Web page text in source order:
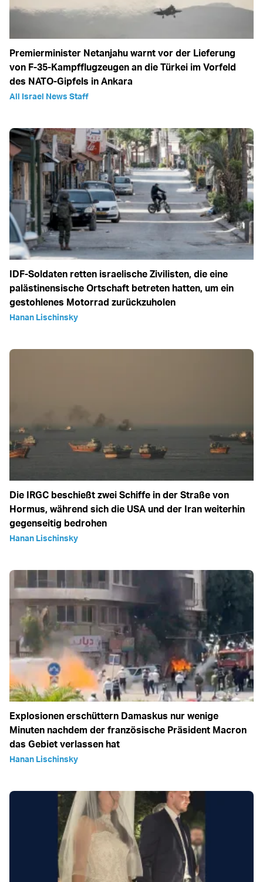
Premierminister Netanjahu warnt vor der Lieferung
von F-35-Kampfflugzeugen an die Türkei im Vorfeld
des NATO-Gipfels in Ankara
All Israel News Staff
IDF-Soldaten retten israelische Zivilisten, die eine
palästinensische Ortschaft betreten hatten, um ein
gestohlenes Motorrad zurückzuholen
Hanan Lischinsky
Die IRGC beschießt zwei Schiffe in der Straße von
Hormus, während sich die USA und der Iran weiterhin
gegenseitig bedrohen
Hanan Lischinsky
Explosionen erschüttern Damaskus nur wenige
Minuten nachdem der französische Präsident Macron
das Gebiet verlassen hat
Hanan Lischinsky